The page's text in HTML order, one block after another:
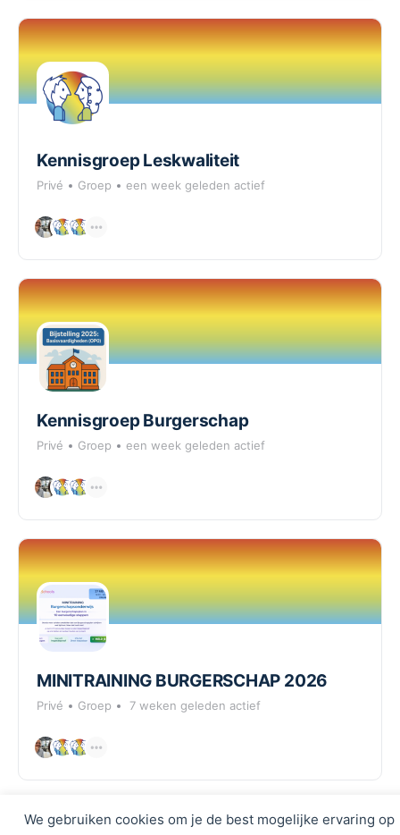
We gebruiken cookies om je de best mogelijke ervaring op
Kennisgroep Leskwaliteit
Privé Groep een week geleden actief
Kennisgroep Burgerschap
Privé Groep een week geleden actief
MINITRAINING BURGERSCHAP 2026
Privé Groep 7 weken geleden actief